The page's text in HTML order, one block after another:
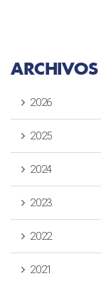
ARCHIVOS
2026
2025
2024
2023
2022
2021